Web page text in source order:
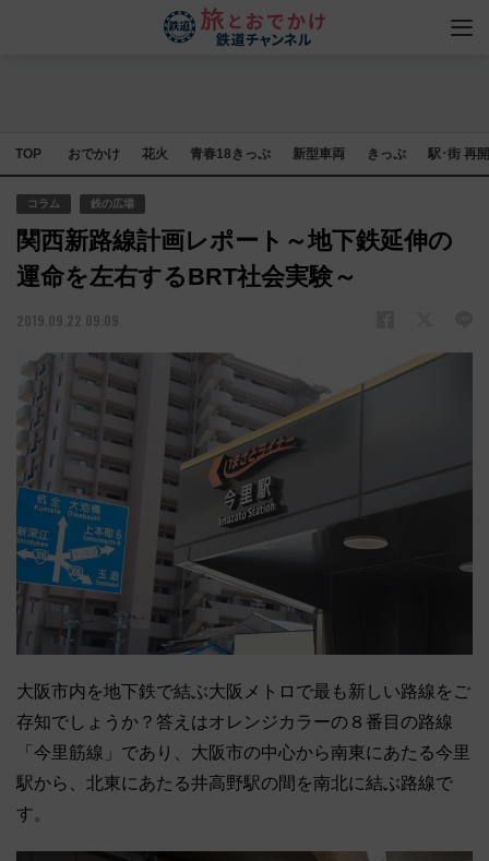
TOP おでかけ 花火 青春18きっぷ 新型車両 きっぷ 駅･街 再
コラム 鉄の広場
関西新路線計画レポート～地下鉄延伸の
運命を左右するBRT社会実験～
2019.09.22 09:09
大阪市内を地下鉄で結ぶ大阪メトロで最も新しい路線をご
存知でしょうか？答えはオレンジカラーの８番目の路線
「今里筋線」であり、大阪市の中心から南東にあたる今里
駅から、北東にあたる井高野駅の間を南北に結ぶ路線で
す。